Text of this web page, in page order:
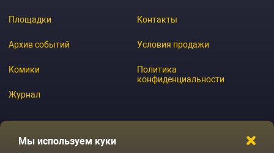
Площадки
Архив событий
Комики
Журнал
Контакты
Условия продажи
Политика
конфиденциальности
Мы используем куки